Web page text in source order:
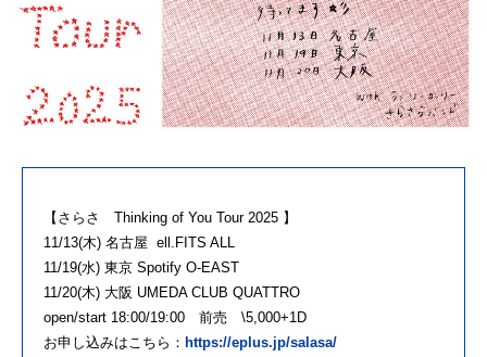
【さらさ Thinking of You Tour 2025 】
11/13(木) 名古屋 ell.FITS ALL
11/19(水) 東京 Spotify O-EAST
11/20(木) 大阪 UMEDA CLUB QUATTRO
open/start 18:00/19:00 前売 \5,000+1D
お申し込みはこちら： https://eplus.jp/salasa/